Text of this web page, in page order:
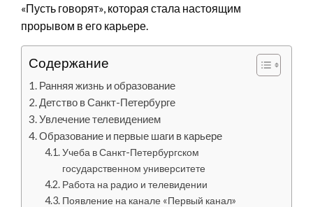
«Пусть говорят», которая стала настоящим
прорывом в его карьере.
Содержание
Ранняя жизнь и образование
Детство в Санкт-Петербурге
Увлечение телевидением
Образование и первые шаги в карьере
Учеба в Санкт-Петербургском
государственном университете
Работа на радио и телевидении
Появление на канале «Первый канал»